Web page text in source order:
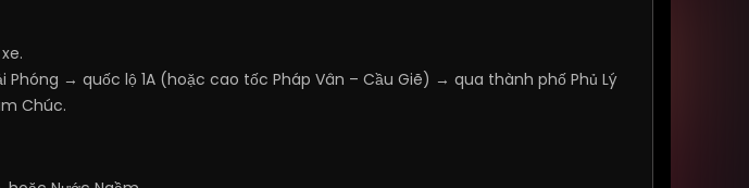
Phóng → quốc lộ 1A (hoặc cao tốc Pháp Vân – Cầu Giẽ) → qua thành phố Phủ Lý
Chúc.